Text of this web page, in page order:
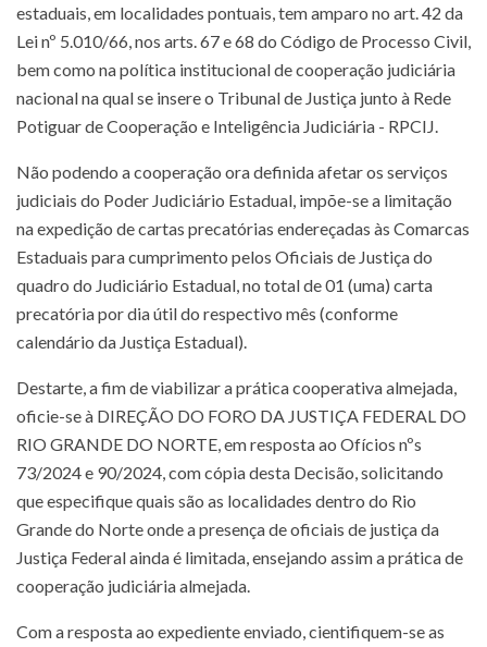
estaduais, em localidades pontuais, tem amparo no art. 42 da
Lei nº 5.010/66, nos arts. 67 e 68 do Código de Processo Civil,
bem como na política institucional de cooperação judiciária
nacional na qual se insere o Tribunal de Justiça junto à Rede
Potiguar de Cooperação e Inteligência Judiciária - RPCIJ.
Não podendo a cooperação ora definida afetar os serviços
judiciais do Poder Judiciário Estadual, impõe-se a limitação
na expedição de cartas precatórias endereçadas às Comarcas
Estaduais para cumprimento pelos Oficiais de Justiça do
quadro do Judiciário Estadual, no total de 01 (uma) carta
precatória por dia útil do respectivo mês (conforme
calendário da Justiça Estadual).
Destarte, a fim de viabilizar a prática cooperativa almejada,
oficie-se à DIREÇÃO DO FORO DA JUSTIÇA FEDERAL DO
RIO GRANDE DO NORTE, em resposta ao Ofícios nºs
73/2024 e 90/2024, com cópia desta Decisão, solicitando
que especifique quais são as localidades dentro do Rio
Grande do Norte onde a presença de oficiais de justiça da
Justiça Federal ainda é limitada, ensejando assim a prática de
cooperação judiciária almejada.
Com a resposta ao expediente enviado, cientifiquem-se as